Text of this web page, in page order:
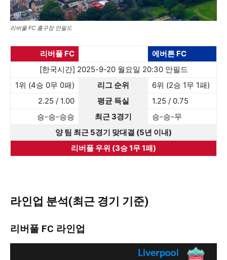
리버풀 FC 홈구장 안필드
리버풀 FC
에버튼 FC
[한국시간] 2025-9-20 월요일 20:30 안필드
1위 (4승 0무 0패)
리그 순위
6위 (2승 1무 1패)
2.25 / 1.00
평균 득실
1.25 / 0.75
승-승-승승
최근 3경기
승-승-무
양 팀 최근 5경기 맞대결 (5년 이내)
리버풀 우위 (3승 1무 1패)
라인업 분석(최근 경기 기준)
리버풀 FC 라인업